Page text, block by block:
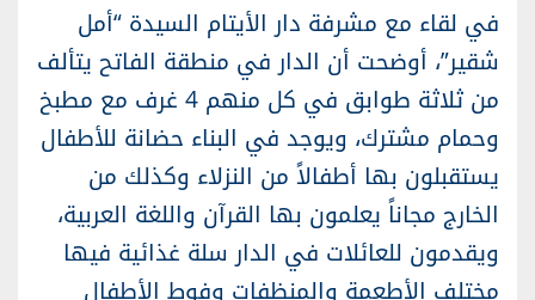
في لقاء مع مشرفة دار الأيتام السيدة “أمل
شقير”، أوضحت أن الدار في منطقة الفاتح يتألف
من ثلاثة طوابق في كل منهم 4 غرف مع مطبخ
وحمام مشترك، ويوجد في البناء حضانة للأطفال
يستقبلون بها أطفالاً من النزلاء وكذلك من
الخارج مجاناً يعلمون بها القرآن واللغة العربية،
ويقدمون للعائلات في الدار سلة غذائية فيها
مختلف الأطعمة والمنظفات وفوط الأطفال